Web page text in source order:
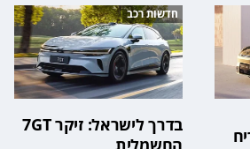
חדשות רכב
בדרך לישראל: זיקר 7GT